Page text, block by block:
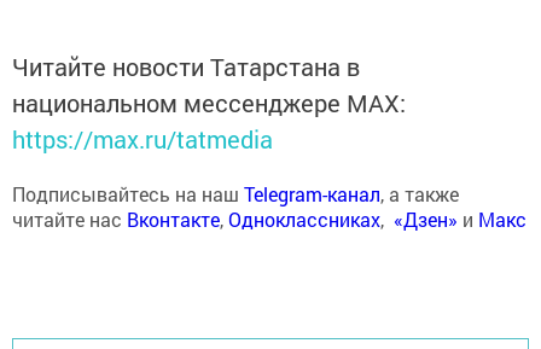
Читайте новости Татарстана в
национальном мессенджере MАХ:
https://max.ru/tatmedia
Подписывайтесь на наш Telegram-канал, а также
читайте нас Вконтакте,Одноклассниках, «Дзен» и Макс